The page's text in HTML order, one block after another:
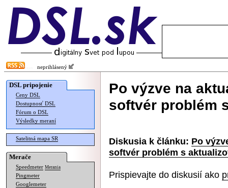
neprihlásený
DSL pripojenie
Ceny DSL
Dostupnosť DSL
Fórum o DSL
Výsledky meraní
Satelitná mapa SR
Merače
Speedmeter Merania
Pingmeter
Googlemeter
Po výzve na
softvér problém
Diskusia k článku: Po
softvér problém s
Prispievajte do diskusií ako